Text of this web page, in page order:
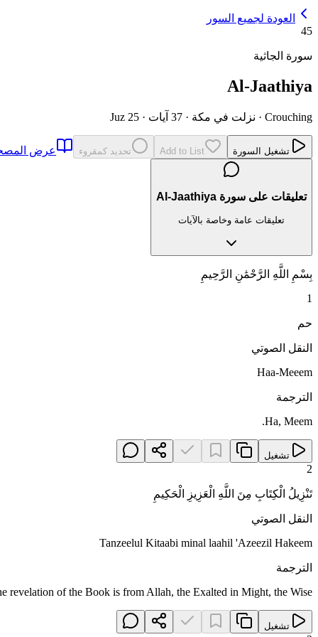
العودة لجميع السور
45
سورة الجاثية
Al-Jaathiya
Crouching
· نزلت في مكة · 37 آيات ·
Juz 25
تشغيل السورة Add to List تحديد كمقروء عرض
تعليقات على سورة Al-Jaathiya
تعليقات عامة وخاصة بالآيات
بِسْمِ اللَّهِ الرَّحْمَٰنِ الرَّحِيمِ
1
حم
النقل الصوتي
Haa-Meeem
الترجمة
Ha, Meem.
تشغيل
2
تَنْزِيلُ الْكِتَابِ مِنَ اللَّهِ الْعَزِيزِ الْحَكِيمِ
النقل الصوتي
Tanzeelul Kitaabi minal laahil 'Azeezil Hakeem
الترجمة
revelation of the Book is from Allah, the Exalted in Might, the Wise.
تشغيل